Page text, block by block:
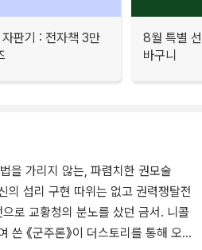
판기 : 전자책 3만
8월 특별
바구니
을 가리지 않는, 파렴치한 권모술
의 섭리 구현 따위는 없고 권력쟁탈전
로 교황청의 분노를 샀던 금서. 니콜
쓴 《군주론》이 더스토리를 통해 오리